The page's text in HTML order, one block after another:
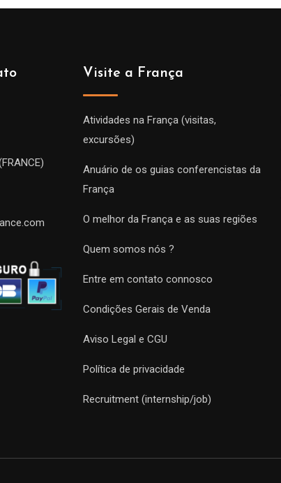
Visite a França
Atividades na França (visitas,
excursões)
Anuário de os guias conferencistas da
França
O melhor da França e as suas regiões
Quem somos nós ?
Entre em contato connosco
Condições Gerais de Venda
Aviso Legal e CGU
Política de privacidade
Recruitment (internship/job)